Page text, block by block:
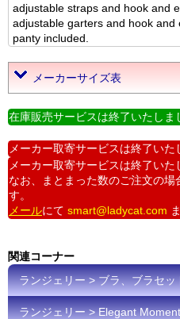
adjustable straps and hook and
adjustable garters and hook and
panty included.
メーカーサイズ表
在庫販売サービスは終了いたしま
メーカー取寄サービスは終了いた
メーカー取寄サービスは終了いた
なお、まとまった数のご注文の
す。
メールにて smart@ladycat.com
関連コーナー
ランジェリー > ブラ、ブラセッ
ランジェリー > Elegant